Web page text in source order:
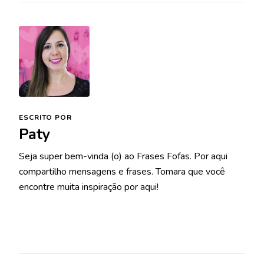
ESCRITO POR
Paty
Seja super bem-vinda (o) ao Frases Fofas. Por aqui
compartilho mensagens e frases. Tomara que você
encontre muita inspiração por aqui!